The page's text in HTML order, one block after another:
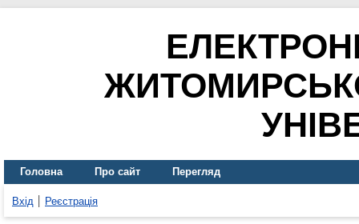
Головна Про сайт Перегляд
Вхід Реєстрація